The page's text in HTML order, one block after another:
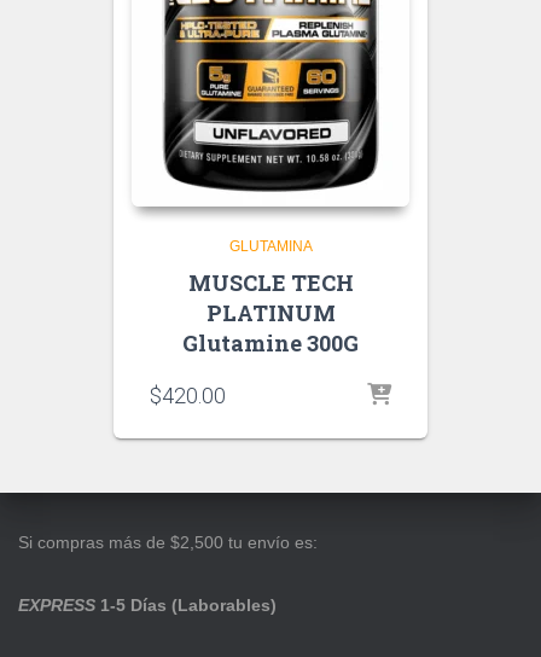
GLUTAMINA
MUSCLE TECH
PLATINUM
Glutamine 300G
$420.00
Si compras más de $2,500 tu envío es:
EXPRESS 1-5 Días (Laborables)